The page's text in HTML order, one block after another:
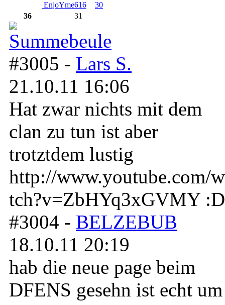
EnjoYme616
30
36 31
#3005 - Lars S.
21.10.11 16:06
Hat zwar nichts mit dem
clan zu tun ist aber
trotztdem lustig
http://www.youtube.com/
tch?v=ZbHYq3xGVMY :D
#3004 - BELZEBUB
18.10.11 20:19
hab die neue page beim
DFENS gesehn ist echt um